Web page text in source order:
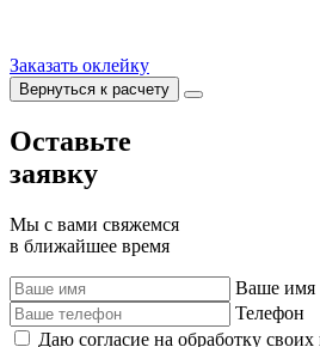
Заказать оклейку
Вернуться к расчету
Оставьте
заявку
Мы с вами свяжемся
в ближайшее время
Ваше имя
Телефон
Даю согласие на обработку